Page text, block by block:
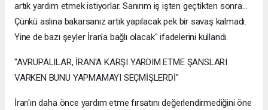
artık yardım etmek istiyorlar. Sanırım iş işten geçtikten sonra...
Çünkü aslına bakarsanız artık yapılacak pek bir savaş kalmadı.
Yine de bazı şeyler İran'a bağlı olacak" ifadelerini kullandı.
"AVRUPALILAR, İRAN'A KARŞI YARDIM ETME ŞANSLARI
VARKEN BUNU YAPMAMAYI SEÇMİŞLERDİ"
İran'ın daha önce yardım etme fırsatını değerlendirmediğini öne